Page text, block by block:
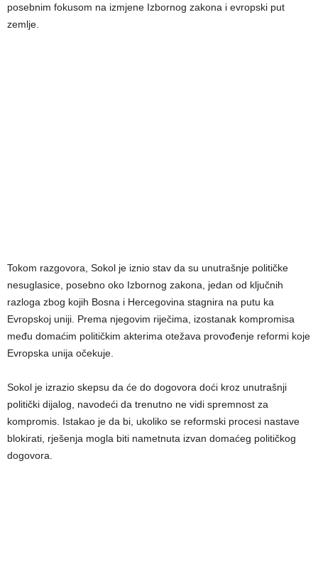
posebnim fokusom na izmjene Izbornog zakona i evropski put
zemlje.
Tokom razgovora, Sokol je iznio stav da su unutrašnje političke
nesuglasice, posebno oko Izbornog zakona, jedan od ključnih
razloga zbog kojih Bosna i Hercegovina stagnira na putu ka
Evropskoj uniji. Prema njegovim riječima, izostanak kompromisa
među domaćim političkim akterima otežava provođenje reformi koje
Evropska unija očekuje.
Sokol je izrazio skepsu da će do dogovora doći kroz unutrašnji
politički dijalog, navodeći da trenutno ne vidi spremnost za
kompromis. Istakao je da bi, ukoliko se reformski procesi nastave
blokirati, rješenja mogla biti nametnuta izvan domaćeg političkog
dogovora.